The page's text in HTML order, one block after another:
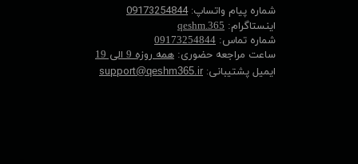
شماره پیام واتساپ:09173254844
اینستاگرام: qeshm.365
شماره تماس: 09173254844
ساعت مراجعه حضوری: همه روزه 9 الی 19
ایمیل پشتیبانی: support@qeshm365.ir